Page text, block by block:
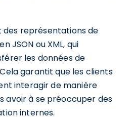
des représentations de
JSON ou XML, qui
les données de
garantit que les clients
interagir de manière
avoir à se préoccuper des
internes.